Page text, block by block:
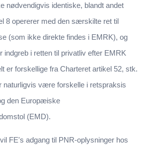
nødvendigvis identiske, blandt andet
8 opererer med den særskilte ret til
(som ikke direkte findes i EMRK), og
indgreb i retten til privatliv efter EMRK
er forskellige fra Charteret artikel 52, stk.
naturligvis være forskelle i retspraksis
den Europæiske
(EMD).
FE's adgang til PNR-oplysninger hos